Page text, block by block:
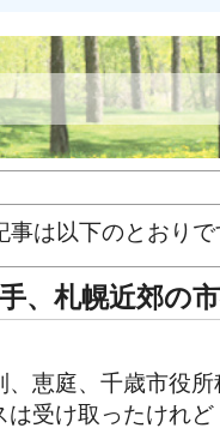
は以下のとおりで
、札幌近郊の
、恵庭、千歳市役
は受け取ったけれ